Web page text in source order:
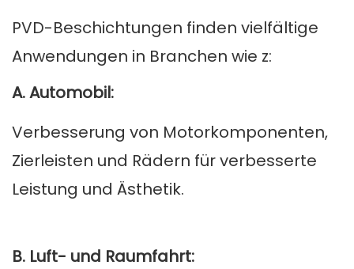
PVD-Beschichtungen finden vielfältige
Anwendungen in Branchen wie z:
A. Automobil:
Verbesserung von Motorkomponenten,
Zierleisten und Rädern für verbesserte
Leistung und Ästhetik.
B. Luft- und Raumfahrt: